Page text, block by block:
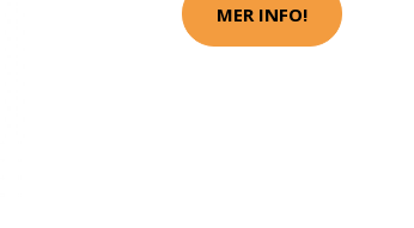
MER INFO!